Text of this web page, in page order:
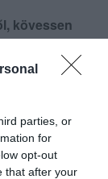
parties, or
for
opt-out
that after your
kövessen
oldalán!